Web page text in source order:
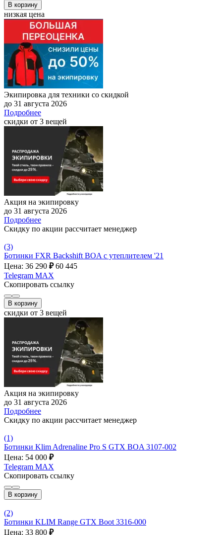
В корзину
низкая цена
Экипировка для техники со скидкой
до 31 августа 2026
Подробнее
скидки от 3 вещей
Акция на экипировку
до 31 августа 2026
Подробнее
Скидку по акции рассчитает менеджер
(3)
Ботинки FXR Backshift BOA c утеплителем '21
Цена: 36 290 ₽ 60 445
Telegram MAX
Скопировать ссылку
В корзину
скидки от 3 вещей
Акция на экипировку
до 31 августа 2026
Подробнее
Скидку по акции рассчитает менеджер
(1)
Ботинки Klim Adrenaline Pro S GTX BOA 3107-002
Цена: 54 000 ₽
Telegram MAX
Скопировать ссылку
В корзину
(2)
Ботинки KLIM Range GTX Boot 3316-000
Цена: 33 800 ₽